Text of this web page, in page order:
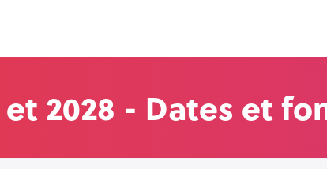
et 2028 - Dates et